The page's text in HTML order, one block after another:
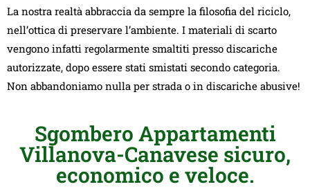
La nostra realtà abbraccia da sempre la filosofia del riciclo,
nell’ottica di preservare l’ambiente. I materiali di scarto
vengono infatti regolarmente smaltiti presso discariche
autorizzate, dopo essere stati smistati secondo categoria.
Non abbandoniamo nulla per strada o in discariche abusive!
Sgombero Appartamenti
Villanova-Canavese sicuro,
economico e veloce.